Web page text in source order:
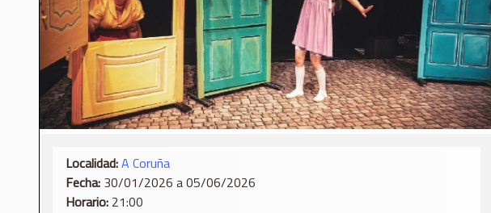
Localidad:A Coruña
Fecha: 30/01/2026 a 05/06/2026
Horario: 21:00